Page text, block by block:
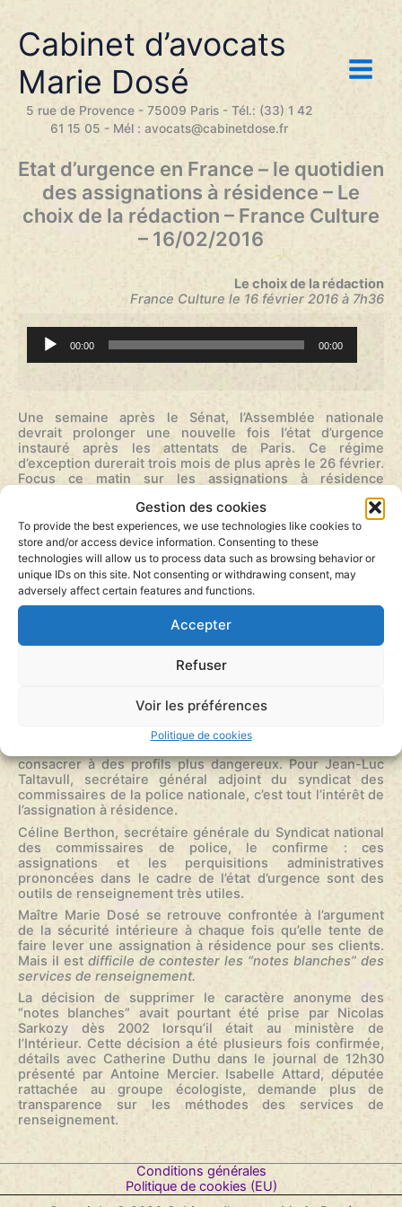
Gestion des cookies
To provide the best experiences, we use technologies like cookies to
store and/or access device information. Consenting to these
technologies will allow us to process data such as browsing behavior or
unique IDs on this site. Not consenting or withdrawing consent, may
adversely affect certain features and functions.
Accepter
Refuser
Voir les préférences
Politique de cookies
contenu
Cabinet d’avocats
Marie Dosé
5 rue de Provence - 75009 Paris - Tél.: (33) 1 42
61 15 05 - Mél : avocats@cabinetdose.fr
Etat d’urgence en France – le quotidien
des assignations à résidence – Le
choix de la rédaction – France Culture
– 16/02/2016
Le choix de la rédaction
France Culture le 16 février 2016 à 7h36
Lecteur
audio
00:00 00:00
Une semaine après le Sénat, l’Assemblée nationale
devrait prolonger une nouvelle fois l’état d’urgence
instauré après les attentats de Paris. Ce régime
d’exception durerait trois mois de plus après le 26 février.
Focus ce matin sur les assignations à résidence
Depuis trois mois jour pour jour, Ali passe le plus clair de
son temps dans son 39m2 situé en banlieue parisienne,
entre sa chambre et son canapé où il se documente sur
l’état d’urgence et en particulier sur les “notes blanches”.
Ces notes secrètes du renseignement le présentent
comme proche d’un imam radical. Ali réfute ces
documents qui lui valent d’être assigné à résidence
A ce jour, aucune information judiciaire n’a été ouverte
contre Ali, même après une perquisition menée chez lui
Pourquoi poursuivre les assignations à résidence dans le
cadre de l’état d’urgence ?
En fixant certaines personnes, à certains endroits, les
consacrer à des profils plus dangereux. Pour Jean-Luc
Taltavull, secrétaire général adjoint du syndicat des
commissaires de la police nationale, c’est tout l’intérêt de
l’assignation à résidence.
Céline Berthon, secrétaire générale du Syndicat national
des commissaires de police, le confirme : ces
assignations et les perquisitions administratives
prononcées dans le cadre de l’état d’urgence sont des
outils de renseignement très utiles.
Maître Marie Dosé se retrouve confrontée à l’argument
de la sécurité intérieure à chaque fois qu’elle tente de
faire lever une assignation à résidence pour ses clients.
Mais il est difficile de contester les “notes blanches” des
services de renseignement.
La décision de supprimer le caractère anonyme des
“notes blanches” avait pourtant été prise par Nicolas
Sarkozy dès 2002
lorsqu’il était au ministère de
l’Intérieur. Cette décision a été plusieurs fois confirmée,
détails avec Catherine Duthu dans le journal de 12h30
présenté par Antoine Mercier. Isabelle Attard, députée
rattachée au groupe écologiste, demande plus de
transparence sur les méthodes des services de
renseignement.
Conditions générales
Politique de cookies (EU)